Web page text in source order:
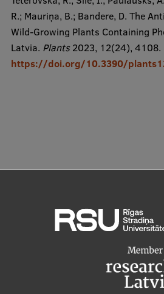
R.; Mauriņa, B.; Bandere, D. The
Wild-Growing Plants Containing
Latvia. Plants2023, 12(24), 4108.
https://doi.org/10.3390/